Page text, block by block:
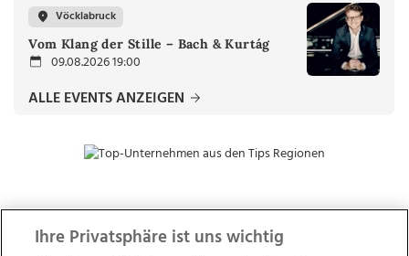
Vöcklabruck
Vom Klang der Stille – Bach & Kurtág
09.08.2026 19:00
ALLE EVENTS ANZEIGEN
ZUR NACHRICHTENÜBERSICHT
Ihre Privatsphäre ist uns wichtig